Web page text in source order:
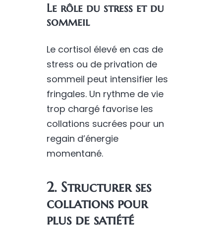
Le rôle du stress et du
sommeil
Le cortisol élevé en cas de
stress ou de privation de
sommeil peut intensifier les
fringales. Un rythme de vie
trop chargé favorise les
collations sucrées pour un
regain d’énergie
momentané.
2. Structurer ses
collations pour
plus de satiété